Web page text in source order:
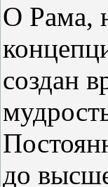
О Рама,
создан
до